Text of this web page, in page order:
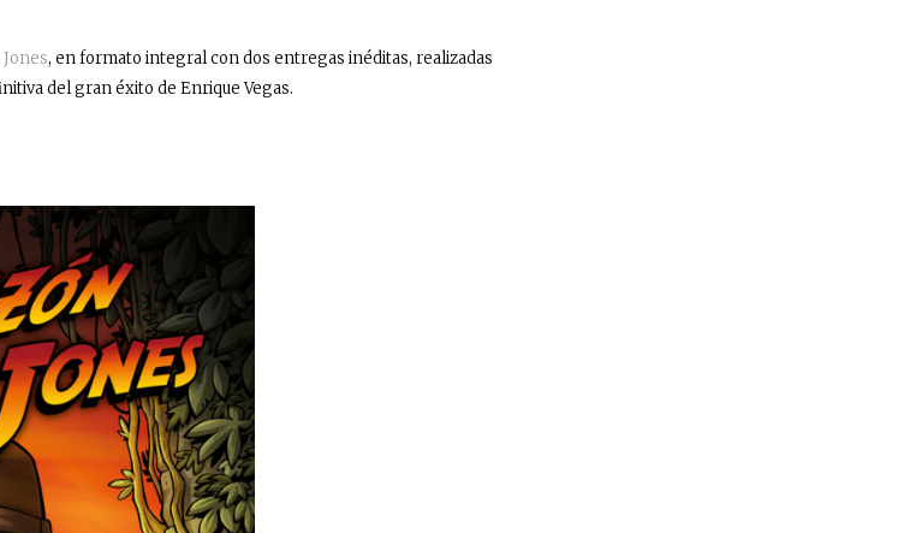
, en formato integral con dos entregas inéditas, realizadas
del gran éxito de Enrique Vegas.